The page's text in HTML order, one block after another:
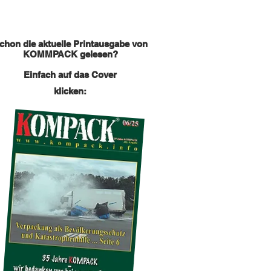
die aktuelle Printausgabe von
KOMMPACK gelesen?
Einfach auf das Cover
klicken: